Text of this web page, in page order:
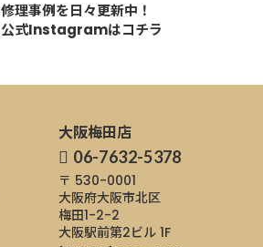
修理事例を日々更新中！
公式Instagramはコチラ
大阪梅田店
06-7632-5378
〒 530-0001
大阪府大阪市北区
梅田1-2-2
大阪駅前第2ビル 1F